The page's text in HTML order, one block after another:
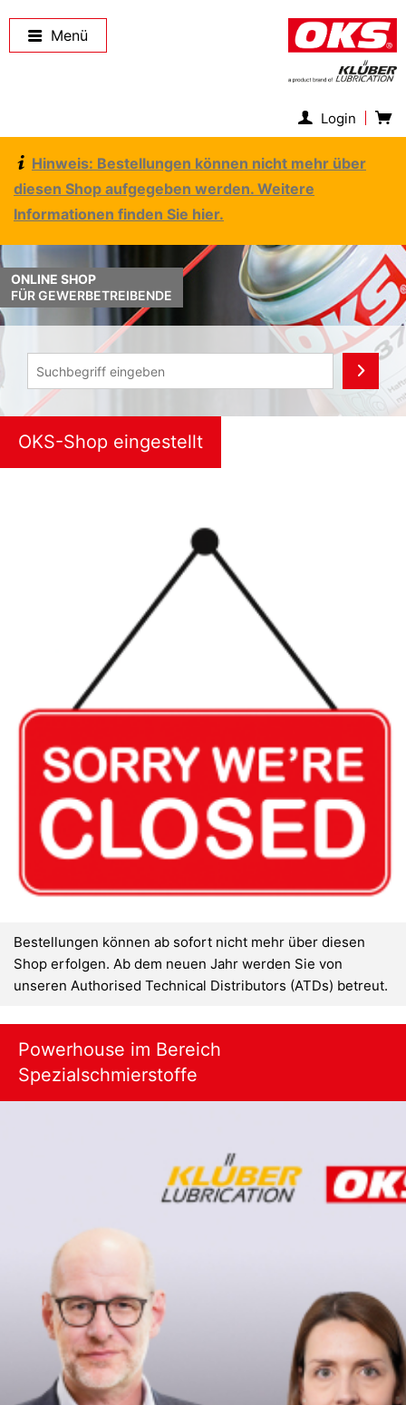
Menü
Login
Hinweis: Bestellungen können nicht mehr über
diesen Shop aufgegeben werden. Weitere
Informationen finden Sie hier.
ONLINE SHOP
FÜR GEWERBETREIBENDE
OKS-Shop eingestellt
Bestellungen können ab sofort nicht mehr über diesen
Shop erfolgen. Ab dem neuen Jahr werden Sie von
unseren Authorised Technical Distributors (ATDs) betreut.
Powerhouse im Bereich
Spezialschmierstoffe